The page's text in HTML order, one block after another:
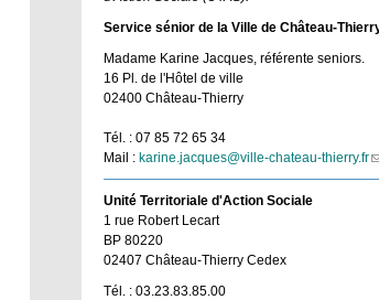
Service sénior de la Ville de Château-
Madame Karine Jacques, référente seniors.
16 Pl. de l'Hôtel de ville
02400 Château-Thierry
Tél. : 07 85 72 65 34
Mail :karine.jacques@ville-chateau-thierry.fr
Unité Territoriale d'Action Sociale
1 rue Robert Lecart
BP 80220
02407 Château-Thierry Cedex
Tél. : 03.23.83.85.00